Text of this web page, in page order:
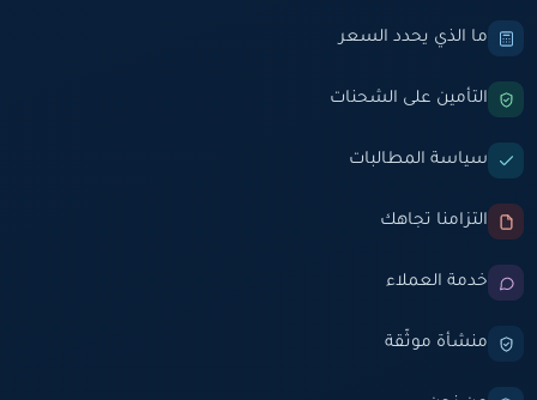
ما الذي يحدد السعر
التأمين على الشحنات
سياسة المطالبات
التزامنا تجاهك
خدمة العملاء
منشأة موثّقة